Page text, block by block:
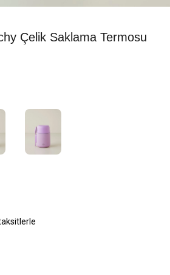
Çelik Saklama Termosu